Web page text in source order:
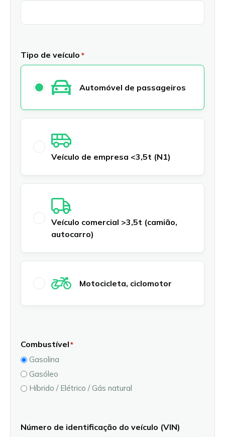
Tipo de veículo *
Automóvel de passageiros
Veículo de empresa <3,5t (N1)
Veículo comercial >3,5t (camião,
autocarro)
Motocicleta, ciclomotor
Combustível*
Gasolina
Gasóleo
Híbrido / Elétrico / Gás natural
Número de identificação do veículo (VIN)